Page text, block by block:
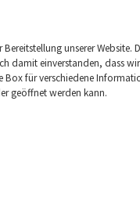
unserer Website.
damit einverstanden, dass
Box für verschiedene
geöffnet werden kann.